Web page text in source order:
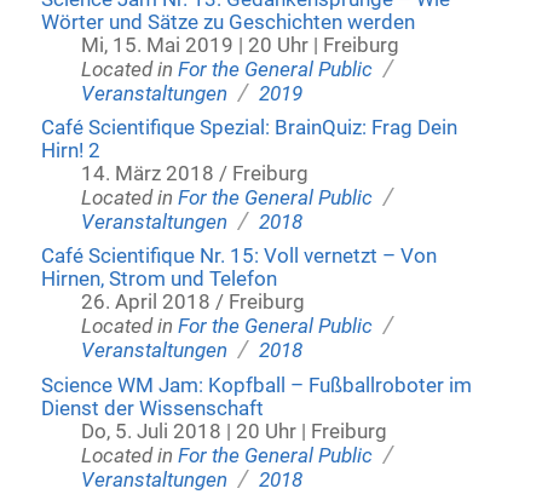
Wörter und Sätze zu Geschichten werden
Mi, 15. Mai 2019 | 20 Uhr | Freiburg
Located inFor the General Public /
Veranstaltungen / 2019
Café Scientifique Spezial: BrainQuiz: Frag Dein
Hirn! 2
14. März 2018 / Freiburg
Located inFor the General Public /
Veranstaltungen / 2018
Café Scientifique Nr. 15: Voll vernetzt – Von
Hirnen, Strom und Telefon
26. April 2018 / Freiburg
Located inFor the General Public /
Veranstaltungen / 2018
Science WM Jam: Kopfball – Fußballroboter im
Dienst der Wissenschaft
Do, 5. Juli 2018 | 20 Uhr | Freiburg
Located inFor the General Public /
Veranstaltungen / 2018